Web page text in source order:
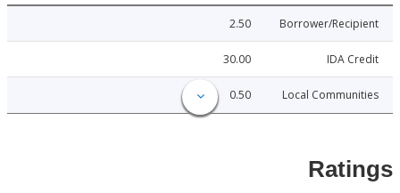
Borrower/
2.50
IDA
Local
0.50